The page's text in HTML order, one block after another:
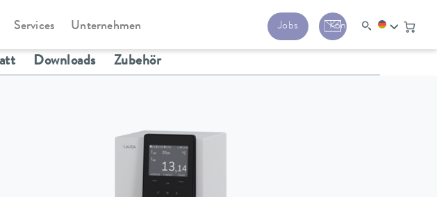
Services Unternehmen Jobs Kontakt
Downloads Zubehör